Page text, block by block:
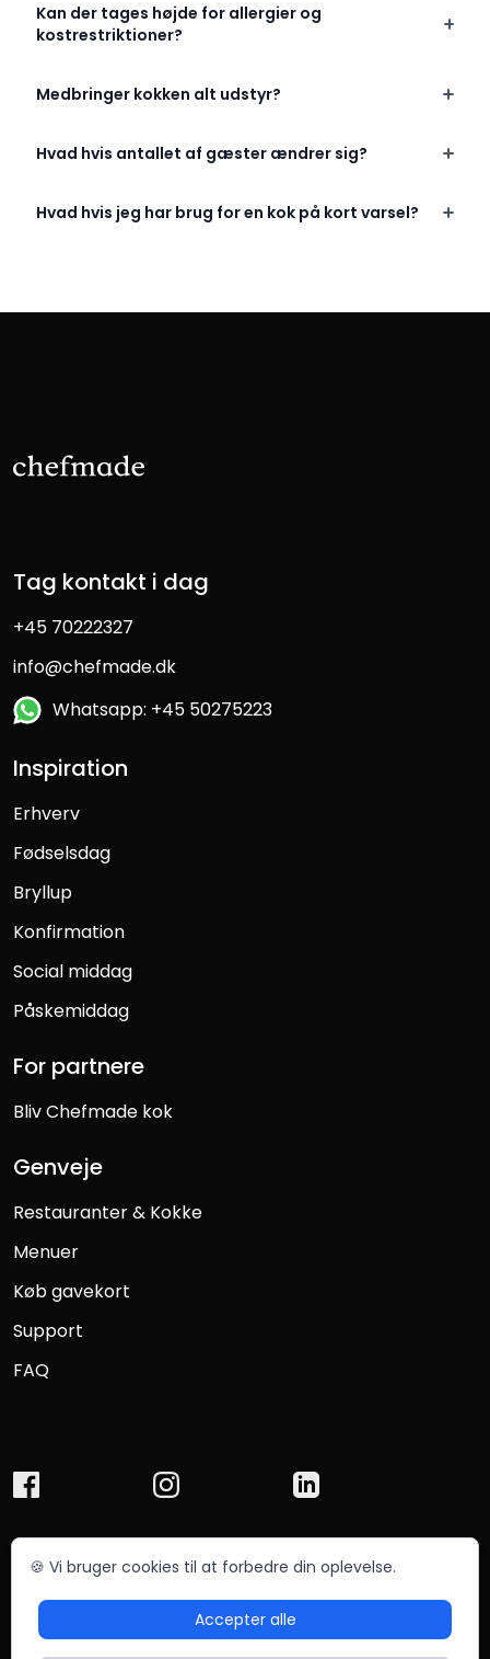
Kan der tages højde for allergier og
kostrestriktioner?
Medbringer kokken alt udstyr?
Hvad hvis antallet af gæster ændrer sig?
Hvad hvis jeg har brug for en kok på kort varsel?
Tag kontakt i dag
+45 70222327
info@chefmade.dk
Whatsapp: +45 50275223
Inspiration
Erhverv
Fødselsdag
Bryllup
Konfirmation
Social middag
Påskemiddag
For partnere
Bliv Chefmade kok
Genveje
Restauranter & Kokke
Menuer
Køb gavekort
Support
FAQ
© Chefmade ApS 2025
Betingelser
Sitemap
🍪 Vi bruger cookies til at forbedre din oplevelse.
Accepter alle